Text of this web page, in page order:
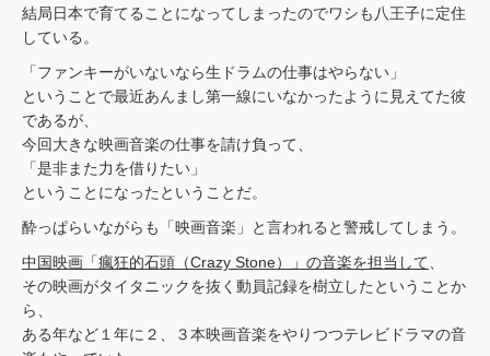
結局日本で育てることになってしまったのでワシも八王子に定住
している。
「ファンキーがいないなら生ドラムの仕事はやらない」
ということで最近あんまし第一線にいなかったように見えてた彼
であるが、
今回大きな映画音楽の仕事を請け負って、
「是非また力を借りたい」
ということになったということだ。
酔っぱらいながらも「映画音楽」と言われると警戒してしまう。
中国映画「瘋狂的石頭（Crazy Stone）」の音楽を担当して、
その映画がタイタニックを抜く動員記録を樹立したということか
ら、
ある年など１年に２、３本映画音楽をやりつつテレビドラマの音